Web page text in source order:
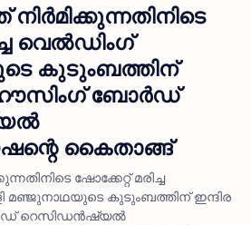
വെല്‍ഡിംഗ്
കുടുംബത്തിന്
ഹൗസിംഗ് ബോര്‍ഡ്
കൈതാങ്ങ്
ഷോക്കേറ്റ് മരിച്ച
മഞ്ജുനാഥയുടെ കുടുംബത്തിന് ഇന്ദിര
റെസിഡന്‍ഷ്യല്‍